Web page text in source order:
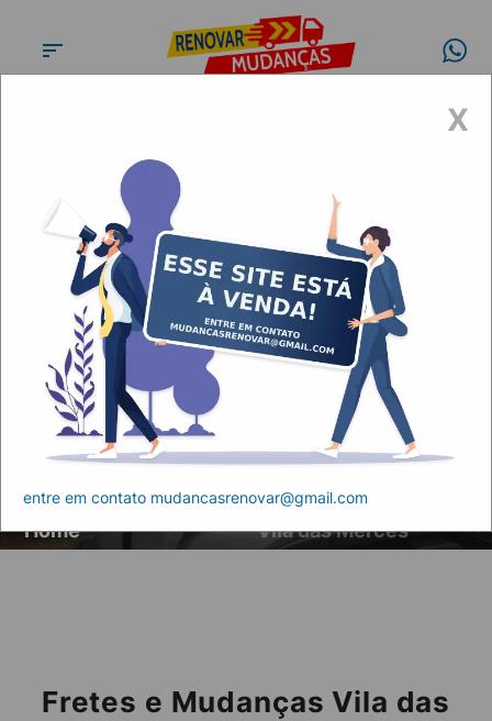
Fretes e Mudanças Vila das
Mercês
Home
Artigos
Fretes e Mudanças
Vila das Mercês
Fretes e Mudanças Vila das
X
entre em contato mudancasrenovar@gmail.com